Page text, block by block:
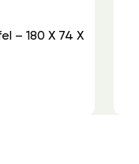
– 180 X 74 X